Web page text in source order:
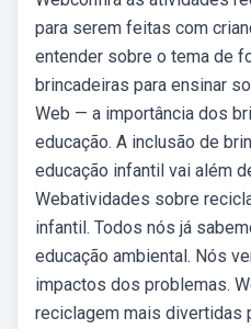
para serem feitas com
entender sobre o tema de
brincadeiras para ensinar
Web — a importância dos
educação. A inclusão de
educação infantil vai além
Webatividades sobre
infantil. Todos nós já
educação ambiental. Nós
impactos dos problemas.
reciclagem mais divertidas